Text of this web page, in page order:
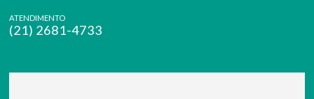
ATENDIMENTO
(21) 2681-4733